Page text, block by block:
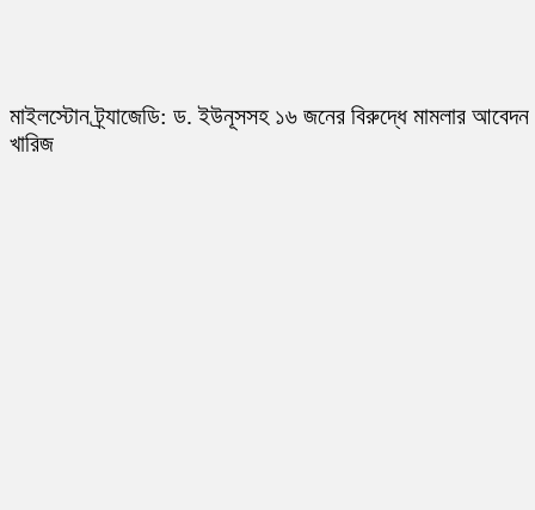
মাইলস্টোন ট্র্যাজেডি: ড. ইউনূসসহ ১৬ জনের বিরুদ্ধে মামলার আবেদন
খারিজ